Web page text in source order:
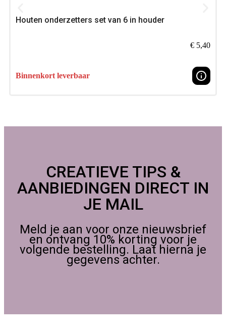
Aan de slag? Plaats je bestelling bij Foamtastic Crafts, We
Houten onderzetters set van 6 in houder
€ 5,40
Binnenkort leverbaar
CREATIEVE TIPS &
AANBIEDINGEN DIRECT IN
JE MAIL
Meld je aan voor onze nieuwsbrief
en ontvang 10% korting voor je
volgende bestelling. Laat hierna je
gegevens achter.